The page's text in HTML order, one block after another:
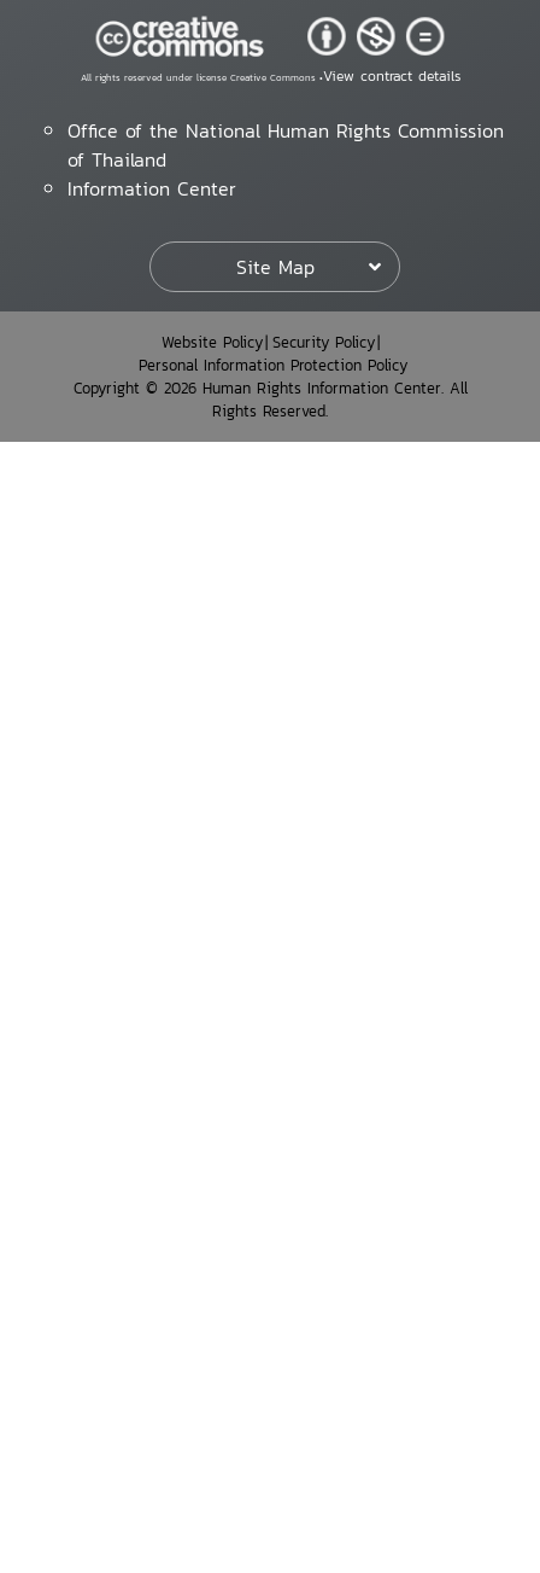
All rights reserved under license Creative Commons •View contract details
Office of the National Human Rights Commission
of Thailand
Information Center
Site Map
Website Policy Security Policy
Personal Information Protection Policy
Copyright © 2026 Human Rights Information Center. All
Rights Reserved.